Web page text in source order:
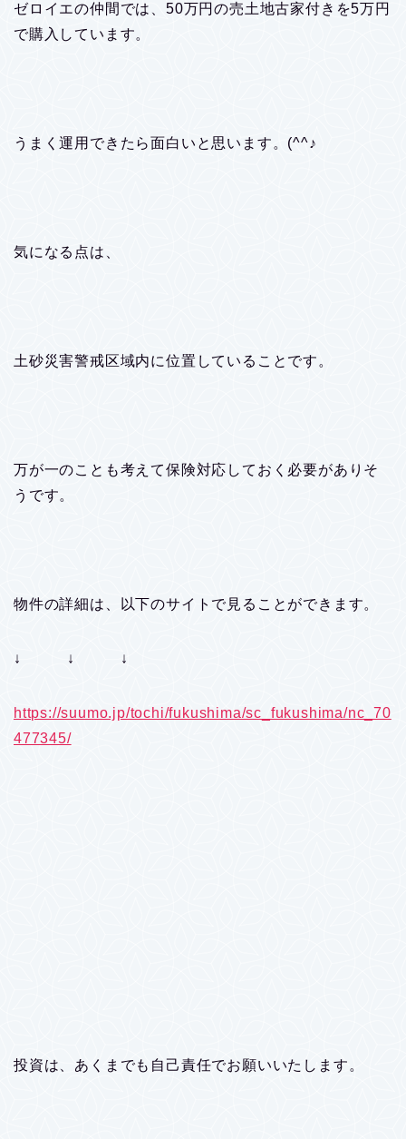
ゼロイエの仲間では、50万円の売土地古家付きを5万円
で購入しています。
うまく運用できたら面白いと思います。(^^♪
気になる点は、
土砂災害警戒区域内に位置していることです。
万が一のことも考えて保険対応しておく必要がありそ
うです。
物件の詳細は、以下のサイトで見ることができます。
↓ ↓ ↓
https://suumo.jp/tochi/fukushima/sc_fukushima/nc_70
477345/
投資は、あくまでも自己責任でお願いいたします。